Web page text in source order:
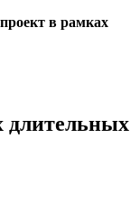
в рамках
длительных